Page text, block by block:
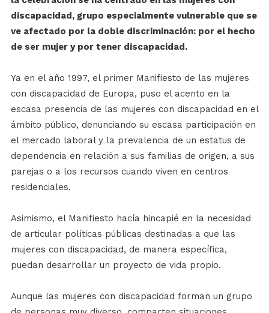
discapacidad, grupo especialmente vulnerable que se
ve afectado por la doble discriminación: por el hecho
de ser mujer y por tener discapacidad.
Ya en el año 1997, el primer Manifiesto de las mujeres
con discapacidad de Europa, puso el acento en la
escasa presencia de las mujeres con discapacidad en el
ámbito público, denunciando su escasa participación en
el mercado laboral y la prevalencia de un estatus de
dependencia en relación a sus familias de origen, a sus
parejas o a los recursos cuando viven en centros
residenciales.
Asimismo, el Manifiesto hacía hincapié en la necesidad
de articular políticas públicas destinadas a que las
mujeres con discapacidad, de manera específica,
puedan desarrollar un proyecto de vida propio.
Aunque las mujeres con discapacidad forman un grupo